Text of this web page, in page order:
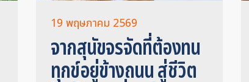
19 พฤษภาคม 2569
จากสุนัขจรจัดที่ต้องทน
ทุกข์อยู่ข้างถนน สู่ชีวิต